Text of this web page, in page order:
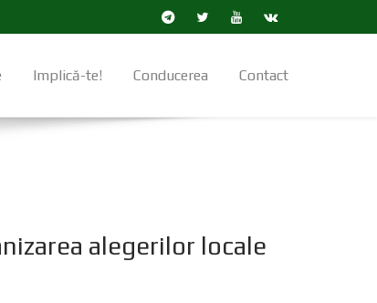
Implică-te! Conducerea Contact
alegerilor locale